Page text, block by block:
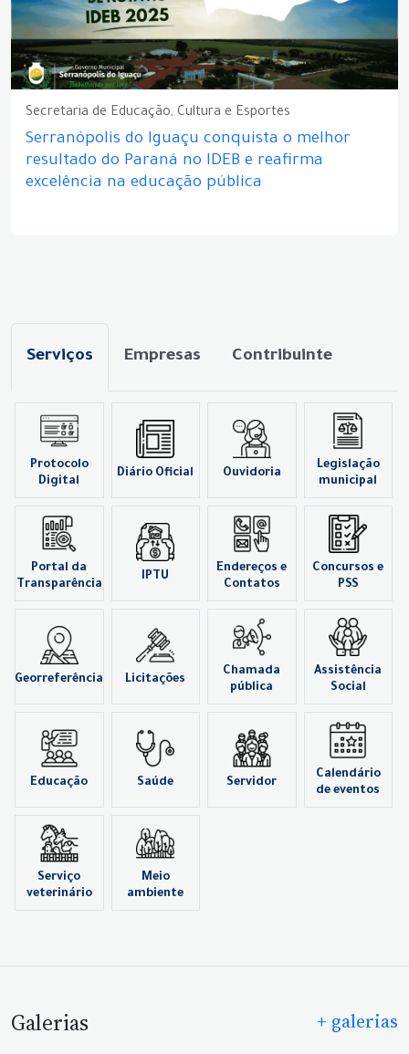
Secretaria de Educação, Cultura e Esportes
Serranópolis do Iguaçu conquista o melhor
resultado do Paraná no IDEB e reafirma
excelência na educação pública
Serviços Empresas Contribuinte
Protocolo
Digital
Diário Oficial Ouvidoria
Legislação
municipal
Portal da
Transparência
IPTU
Endereços e
Contatos
Concursos e
PSS
Georreferência Licitações
Chamada
pública
Assistência
Social
Educação Saúde Servidor
Calendário
de eventos
Serviço
veterinário
Meio
ambiente
Galerias + galerias